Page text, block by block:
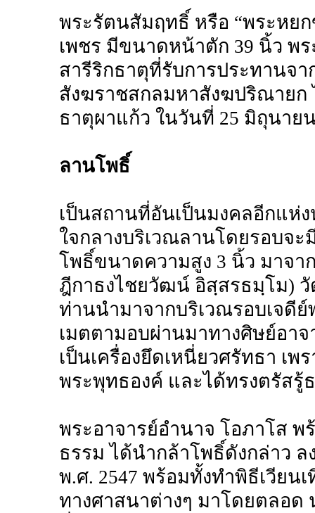
พระรัตนสัมฤทธิ์ หรือ “พระหย
เพชร มีขนาดหน้าตัก 39 นิ้ว พ
สารีริกธาตุที่รับการประทานจ
สังฆราชสกลมหาสังฆปริณาย
ธาตุผาแก้ว ในวันที่ 25 มิถุนาย
ลานโพธิ์
เป็นสถานที่อันเป็นมงคลอีกแห่
ใจกลางบริเวณลานโดยรอบจ
โพธิ์ขนาดความสูง 3 นิ้ว มาจ
ฎีกาธงไชยวัฒน์ อิสฺสรธมฺโม)
ท่านนำมาจากบริเวณรอบเจดี
เมตตามอบผ่านมาทางศิษย์อา
เป็นเครื่องยึดเหนี่ยวศรัทธา เพ
พระพุทธองค์ และได้ทรงตรัสรู้
พระอาจารย์อำนาจ โอภาโส
ธรรม ได้นำกล้าโพธิ์ดังกล่าว
พ.ศ. 2547 พร้อมทั้งทำพิธีเวีย
ทางศาสนาต่างๆ มาโดยตลอด